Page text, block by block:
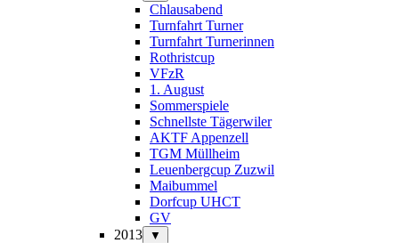
Chlausabend
Turnfahrt Turner
Turnfahrt Turnerinnen
Rothristcup
VFzR
1. August
Sommerspiele
Schnellste Tägerwiler
AKTF Appenzell
TGM Müllheim
Leuenbergcup Zuzwil
Maibummel
Dorfcup UHCT
GV
2013
▼